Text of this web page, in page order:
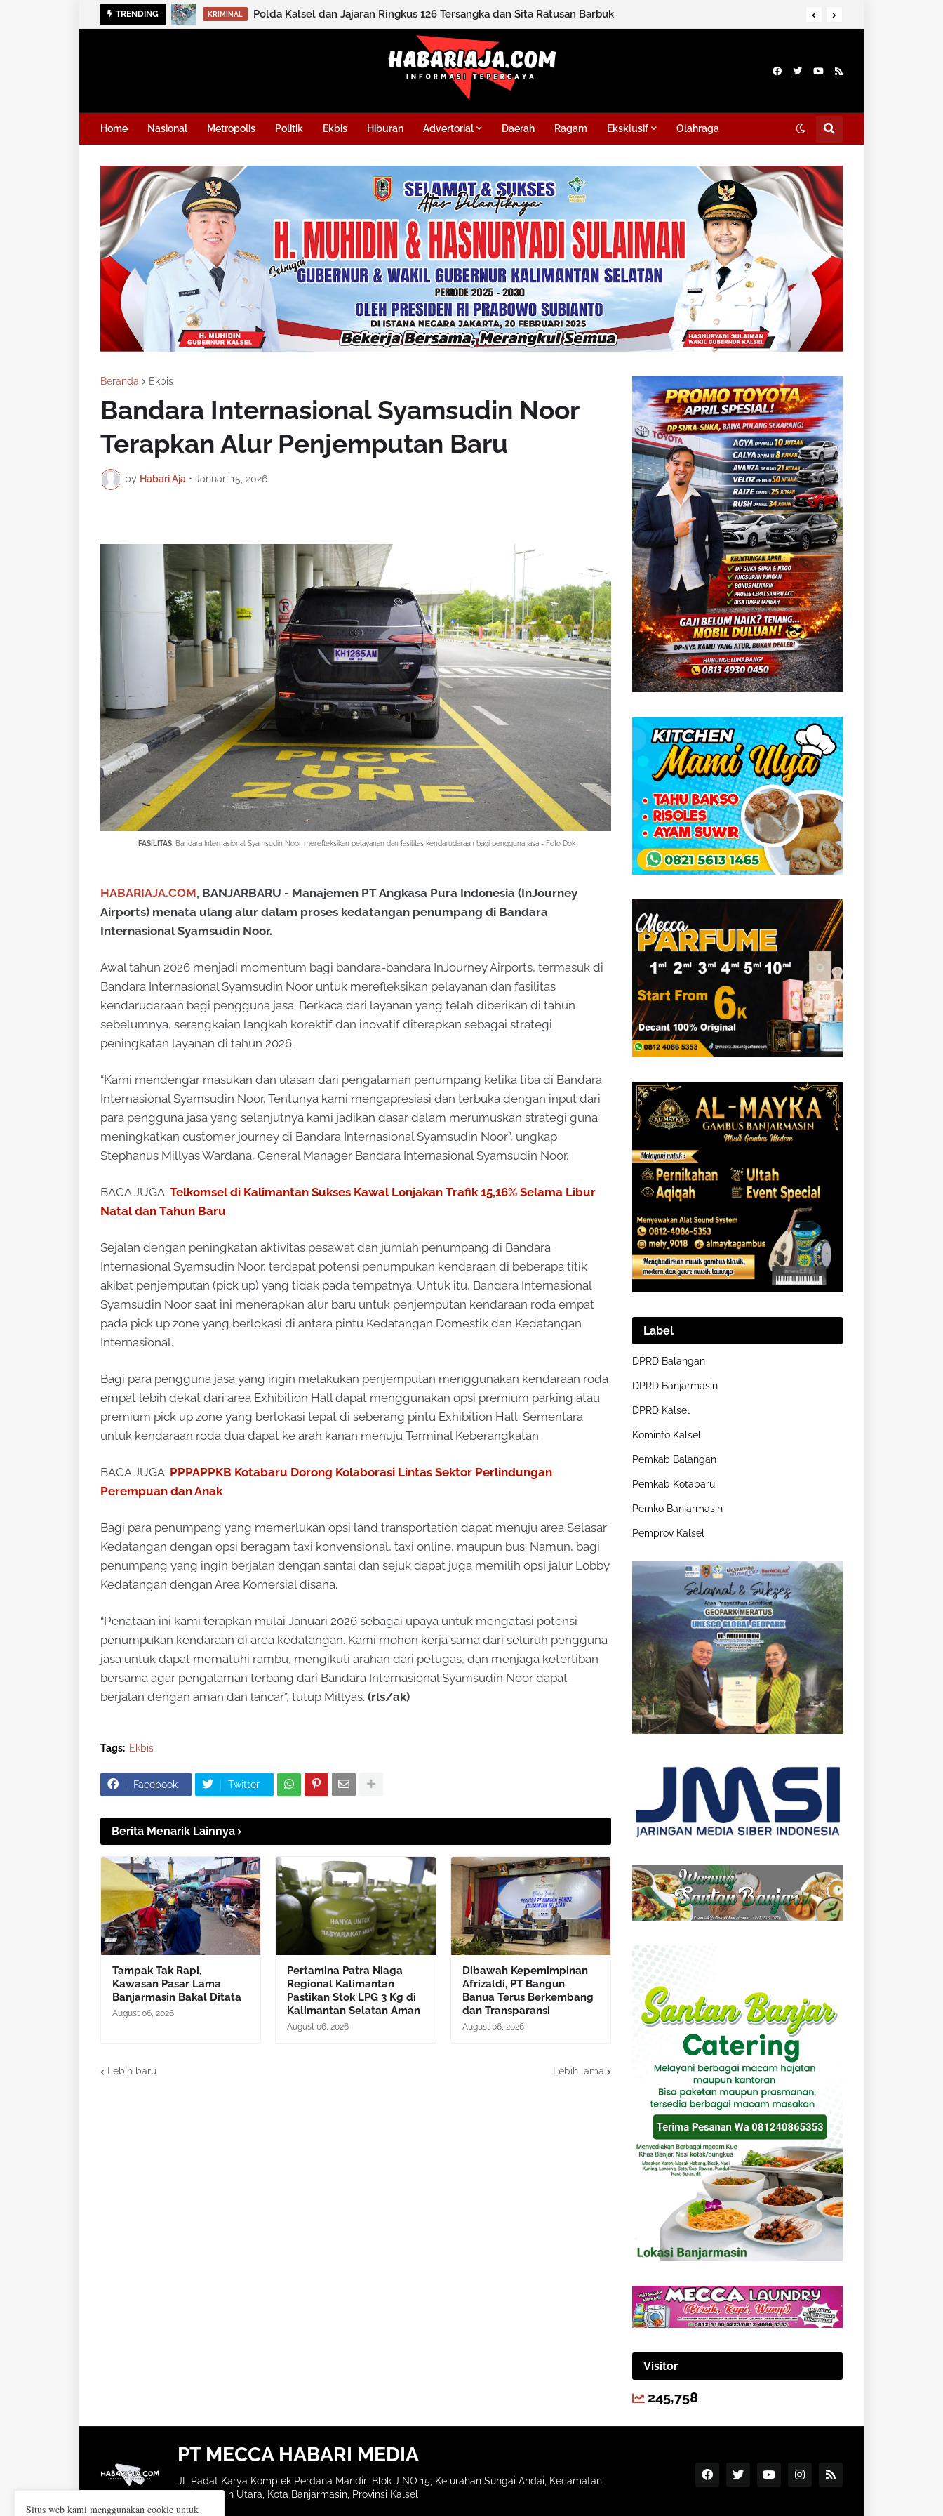
TRENDING KRIMINAL Polda Kalsel dan Jajaran Ringkus 126 Tersangka dan Sita Ratusan Barbuk
Home Nasional Metropolis Politik Ekbis Hiburan Advertorial Daerah Ragam Eksklusif Olahraga
Beranda Ekbis
Bandara Internasional Syamsudin Noor
Terapkan Alur Penjemputan Baru
by Habari Aja • Januari 15, 2026
FASILITAS: Bandara Internasional Syamsudin Noor merefleksikan pelayanan dan fasilitas kendarudaraan bagi pengguna jasa - Foto Dok
HABARIAJA.COM, BANJARBARU - Manajemen PT Angkasa Pura Indonesia (InJourney
Airports) menata ulang alur dalam proses kedatangan penumpang di Bandara
Internasional Syamsudin Noor.
Awal tahun 2026 menjadi momentum bagi bandara-bandara InJourney Airports, termasuk di
Bandara Internasional Syamsudin Noor untuk merefleksikan pelayanan dan fasilitas
kendarudaraan bagi pengguna jasa. Berkaca dari layanan yang telah diberikan di tahun
sebelumnya, serangkaian langkah korektif dan inovatif diterapkan sebagai strategi
peningkatan layanan di tahun 2026.
“Kami mendengar masukan dan ulasan dari pengalaman penumpang ketika tiba di Bandara
Internasional Syamsudin Noor. Tentunya kami mengapresiasi dan terbuka dengan input dari
para pengguna jasa yang selanjutnya kami jadikan dasar dalam merumuskan strategi guna
meningkatkan customer journey di Bandara Internasional Syamsudin Noor”, ungkap
Stephanus Millyas Wardana, General Manager Bandara Internasional Syamsudin Noor.
BACA JUGA: Telkomsel di Kalimantan Sukses Kawal Lonjakan Trafik 15,16% Selama Libur
Natal dan Tahun Baru
Sejalan dengan peningkatan aktivitas pesawat dan jumlah penumpang di Bandara
Internasional Syamsudin Noor, terdapat potensi penumpukan kendaraan di beberapa titik
akibat penjemputan (pick up) yang tidak pada tempatnya. Untuk itu, Bandara Internasional
Syamsudin Noor saat ini menerapkan alur baru untuk penjemputan kendaraan roda empat
pada pick up zone yang berlokasi di antara pintu Kedatangan Domestik dan Kedatangan
Internasional.
Bagi para pengguna jasa yang ingin melakukan penjemputan menggunakan kendaraan roda
empat lebih dekat dari area Exhibition Hall dapat menggunakan opsi premium parking atau
premium pick up zone yang berlokasi tepat di seberang pintu Exhibition Hall. Sementara
untuk kendaraan roda dua dapat ke arah kanan menuju Terminal Keberangkatan.
BACA JUGA: PPPAPPKB Kotabaru Dorong Kolaborasi Lintas Sektor Perlindungan
Perempuan dan Anak
Bagi para penumpang yang memerlukan opsi land transportation dapat menuju area Selasar
Kedatangan dengan opsi beragam taxi konvensional, taxi online, maupun bus. Namun, bagi
penumpang yang ingin berjalan dengan santai dan sejuk dapat juga memilih opsi jalur Lobby
Kedatangan dengan Area Komersial disana.
“Penataan ini kami terapkan mulai Januari 2026 sebagai upaya untuk mengatasi potensi
penumpukan kendaraan di area kedatangan. Kami mohon kerja sama dari seluruh pengguna
jasa untuk dapat mematuhi rambu, mengikuti arahan dari petugas, dan menjaga ketertiban
bersama agar pengalaman terbang dari Bandara Internasional Syamsudin Noor dapat
berjalan dengan aman dan lancar”, tutup Millyas. (rls/ak)
Tags: Ekbis
Facebook Twitter
Berita Menarik Lainnya
Tampak Tak Rapi,
Kawasan Pasar Lama
Banjarmasin Bakal Ditata
August 06, 2026
Pertamina Patra Niaga
Regional Kalimantan
Pastikan Stok LPG 3 Kg di
Kalimantan Selatan Aman
August 06, 2026
Dibawah Kepemimpinan
Afrizaldi, PT Bangun
Banua Terus Berkembang
dan Transparansi
August 06, 2026
Lebih baru Lebih lama
Label
DPRD Balangan
DPRD Banjarmasin
DPRD Kalsel
Kominfo Kalsel
Pemkab Balangan
Pemkab Kotabaru
Pemko Banjarmasin
Pemprov Kalsel
Visitor
245,758
PT MECCA HABARI MEDIA
JL Padat Karya Komplek Perdana Mandiri Blok J NO 15, Kelurahan Sungai Andai, Kecamatan
Banjarmasin Utara, Kota Banjarmasin, Provinsi Kalsel
Situs web kami menggunakan cookie untuk